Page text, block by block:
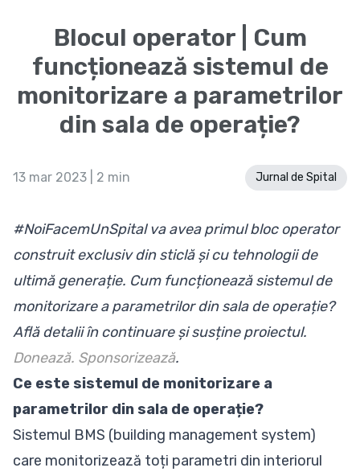
Blocul operator | Cum
funcționează sistemul de
monitorizare a parametrilor
din sala de operație?
13 mar 2023 | 2 min Jurnal de Spital
#NoiFacemUnSpital va avea primul bloc operator
construit exclusiv din sticlă și cu tehnologii de
ultimă generație. Cum funcționează sistemul de
monitorizare a parametrilor din sala de operație?
Află detalii în continuare și susține proiectul.
Donează. Sponsorizează.
Ce este sistemul de monitorizare a
parametrilor din sala de operație?
Sistemul BMS (building management system)
care monitorizează toți parametri din interiorul